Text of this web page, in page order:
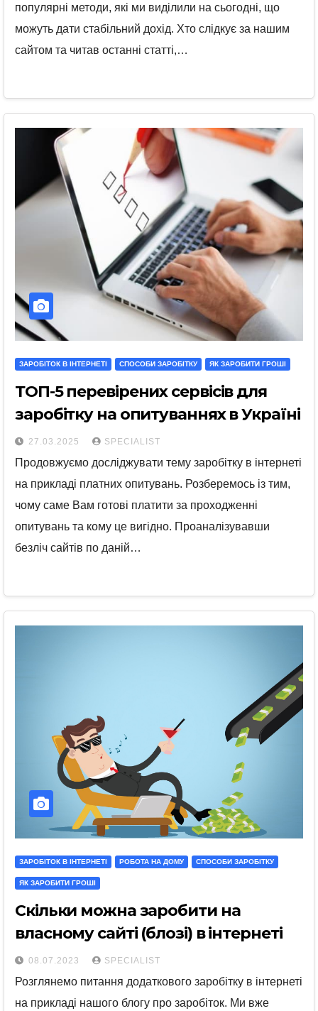
популярні методи, які ми виділили на сьогодні, що
можуть дати стабільний дохід. Хто слідкує за нашим
сайтом та читав останні статті,…
ЗАРОБІТОК В ІНТЕРНЕТІ СПОСОБИ ЗАРОБІТКУ ЯК ЗАРОБИТИ ГРОШІ
ТОП-5 перевірених сервісів для
заробітку на опитуваннях в Україні
27.03.2025 SPECIALIST
Продовжуємо досліджувати тему заробітку в інтернеті
на прикладі платних опитувань. Розберемось із тим,
чому саме Вам готові платити за проходженні
опитувань та кому це вигідно. Проаналізувавши
безліч сайтів по даній…
ЗАРОБІТОК В ІНТЕРНЕТІ РОБОТА НА ДОМУ СПОСОБИ ЗАРОБІТКУ
ЯК ЗАРОБИТИ ГРОШІ
Скільки можна заробити на
власному сайті (блозі) в інтернеті
08.07.2023 SPECIALIST
Розглянемо питання додаткового заробітку в інтернеті
на прикладі нашого блогу про заробіток. Ми вже